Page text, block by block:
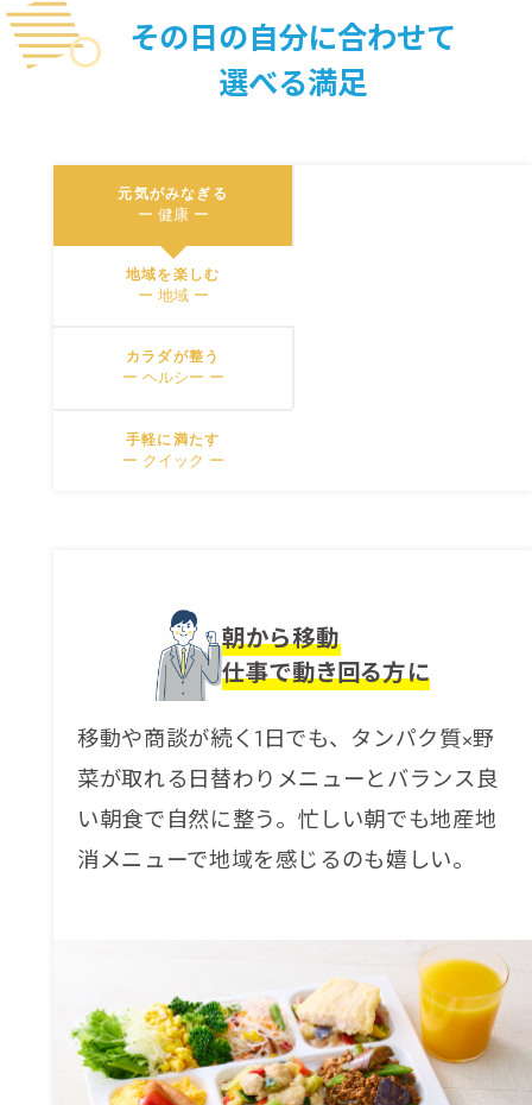
その日の自分に合わせて
選べる満足
元気がみなぎる
ー 健康 ー
地域を楽しむ
ー 地域 ー
カラダが整う
ー ヘルシー ー
手軽に満たす
ー クイック ー
朝から移動
仕事で動き回る方に
移動や商談が続く1日でも、タンパク質×野
菜が取れる日替わりメニューとバランス良
い朝食で自然に整う。忙しい朝でも地産地
消メニューで地域を感じるのも嬉しい。